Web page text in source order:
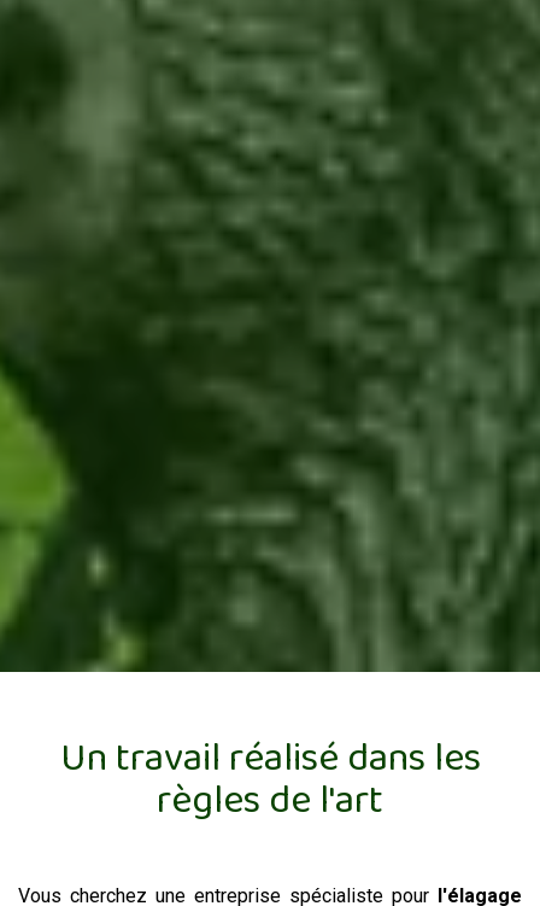
Un travail réalisé dans les
règles de l'art
Vous cherchez une entreprise spécialiste pour l'élagage